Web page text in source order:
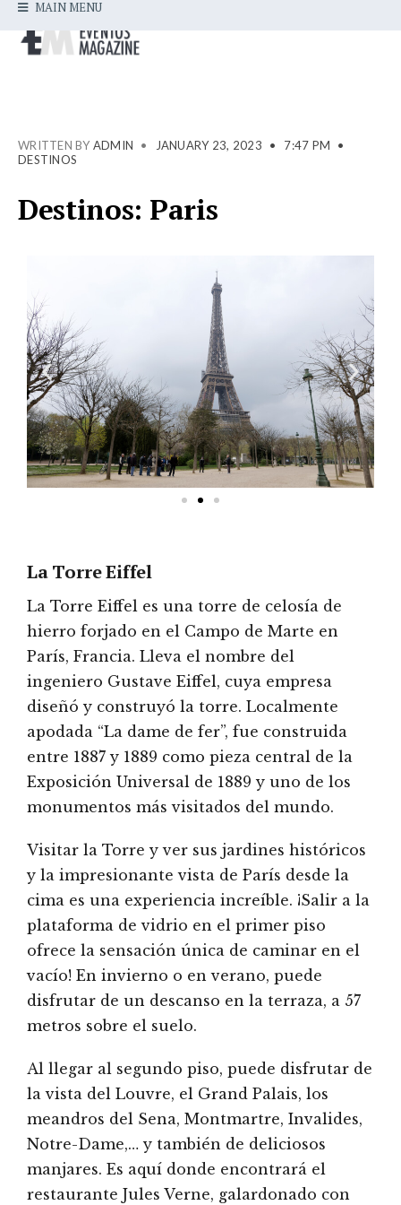
MAIN MENU
WRITTEN BY ADMIN • JANUARY 23, 2023 • 7:47 PM
•
DESTINOS
Destinos: Paris
La Torre Eiffel
La Torre Eiffel es una torre de celosía de
hierro forjado en el Campo de Marte en
París, Francia. Lleva el nombre del
ingeniero Gustave Eiffel, cuya empresa
diseñó y construyó la torre. Localmente
apodada “La dame de fer”, fue construida
entre 1887 y 1889 como pieza central de la
Exposición Universal de 1889 y uno de los
monumentos más visitados del mundo.
Visitar la Torre y ver sus jardines históricos
y la impresionante vista de París desde la
cima es una experiencia increíble. ¡Salir a la
plataforma de vidrio en el primer piso
ofrece la sensación única de caminar en el
vacío! En invierno o en verano, puede
disfrutar de un descanso en la terraza, a 57
metros sobre el suelo.
Al llegar al segundo piso, puede disfrutar de
la vista del Louvre, el Grand Palais, los
meandros del Sena, Montmartre, Invalides,
Notre-Dame,… y también de deliciosos
manjares. Es aquí donde encontrará el
restaurante Jules Verne, galardonado con